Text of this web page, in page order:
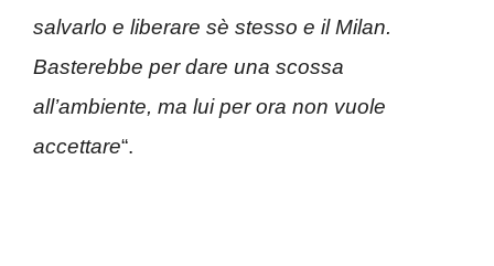
salvarlo e liberare sè stesso e il Milan.
Basterebbe per dare una scossa
all’ambiente, ma lui per ora non vuole
accettare“.